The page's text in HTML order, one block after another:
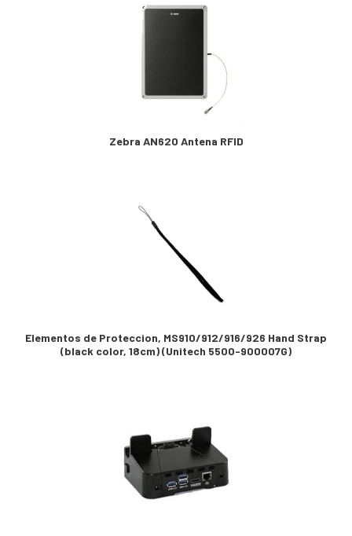
Zebra AN620 Antena RFID
Elementos de Proteccion, MS910/912/916/926 Hand Strap
(black color, 18cm) (Unitech 5500-900007G)